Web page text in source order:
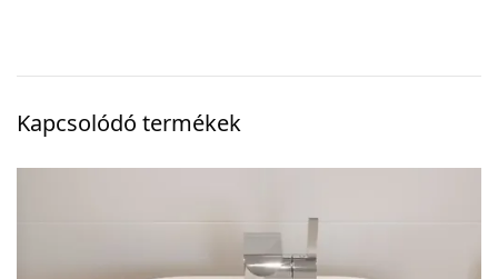
Kapcsolódó termékek